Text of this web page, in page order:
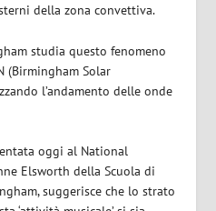
della zona convettiva.
studia questo fenomeno
(Birmingham Solar
l’andamento delle onde
oggi al National
Elsworth della Scuola di
suggerisce che lo strato